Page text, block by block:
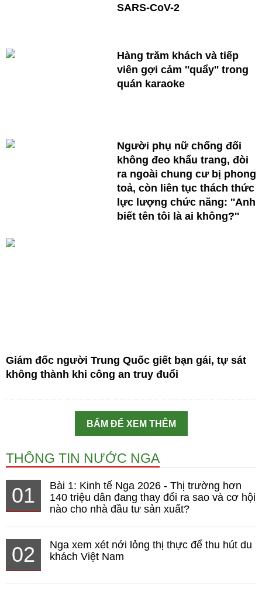
SARS-CoV-2
Hàng trăm khách và tiếp
viên gợi cảm ''quẩy'' trong
quán karaoke
Người phụ nữ chống đối
không đeo khẩu trang, đòi
ra ngoài chung cư bị phong
toả, còn liên tục thách thức
lực lượng chức năng: ''Anh
biết tên tôi là ai không?''
Giám đốc người Trung Quốc giết bạn gái, tự sát
không thành khi công an truy đuổi
BẤM ĐỂ XEM THÊM
THÔNG TIN NƯỚC NGA
01
Bài 1: Kinh tế Nga 2026 - Thị trường hơn
140 triệu dân đang thay đổi ra sao và cơ hội
nào cho nhà đầu tư sản xuất?
02
Nga xem xét nới lỏng thị thực để thu hút du
khách Việt Nam